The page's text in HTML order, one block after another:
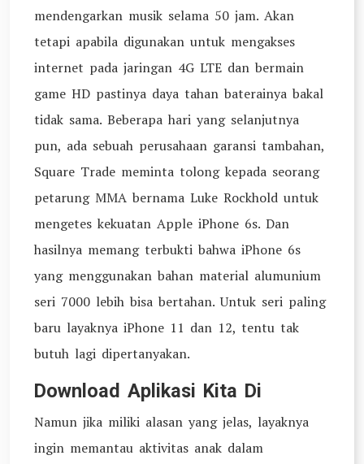
mendengarkan musik selama 50 jam. Akan
tetapi apabila digunakan untuk mengakses
internet pada jaringan 4G LTE dan bermain
game HD pastinya daya tahan baterainya bakal
tidak sama. Beberapa hari yang selanjutnya
pun, ada sebuah perusahaan garansi tambahan,
Square Trade meminta tolong kepada seorang
petarung MMA bernama Luke Rockhold untuk
mengetes kekuatan Apple iPhone 6s. Dan
hasilnya memang terbukti bahwa iPhone 6s
yang menggunakan bahan material alumunium
seri 7000 lebih bisa bertahan. Untuk seri paling
baru layaknya iPhone 11 dan 12, tentu tak
butuh lagi dipertanyakan.
Download Aplikasi Kita Di
Namun jika miliki alasan yang jelas, layaknya
ingin memantau aktivitas anak dalam